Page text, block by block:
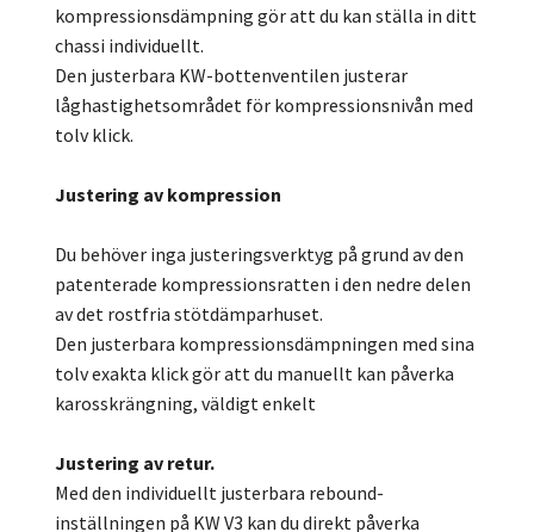
kompressionsdämpning gör att du kan ställa in ditt
chassi individuellt.
Den justerbara KW-bottenventilen justerar
låghastighetsområdet för kompressionsnivån med
tolv klick.
Justering av kompression
Du behöver inga justeringsverktyg på grund av den
patenterade kompressionsratten i den nedre delen
av det rostfria stötdämparhuset.
Den justerbara kompressionsdämpningen med sina
tolv exakta klick gör att du manuellt kan påverka
karosskrängning, väldigt enkelt
Justering av retur.
Med den individuellt justerbara rebound-
inställningen på KW V3 kan du direkt påverka